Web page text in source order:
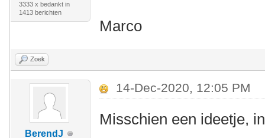
3333 x bedankt in
1413 berichten
Marco
Zoek
BerendJ
14-Dec-2020, 12:05 PM
Misschien een ideetje,